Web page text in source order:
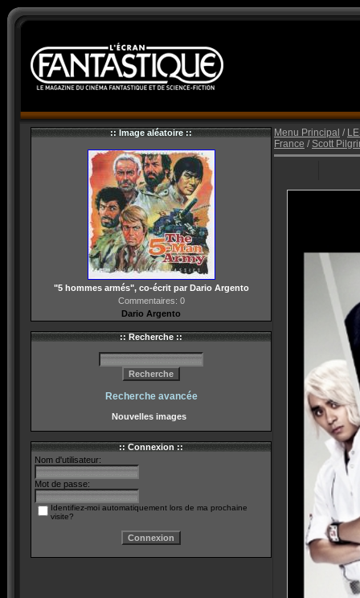
:: Image aléatoire ::
"5 hommes armés", co-écrit par Dario Argento
Commentaires: 0
Dario Argento
:: Recherche ::
Recherche avancée
Nouvelles images
:: Connexion ::
Nom d'utilisateur:
Mot de passe:
Identifiez-moi automatiquement lors de ma prochaine
visite?
Menu Principal /
France / Scott